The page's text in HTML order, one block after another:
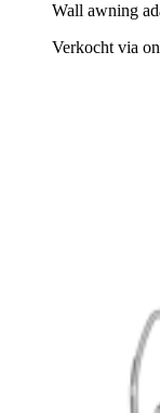
Wall awning
Verkocht via